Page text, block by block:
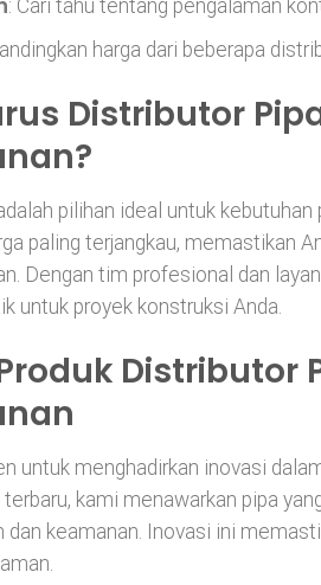
: Cari tahu tentang pengalaman
harga dari beberapa
Distributor
pilihan ideal untuk
paling terjangkau, memastikan
Dengan tim profesional dan
untuk proyek konstruksi Anda.
Distributor
untuk menghadirkan inovasi
kami menawarkan pipa
dan keamanan. Inovasi ini